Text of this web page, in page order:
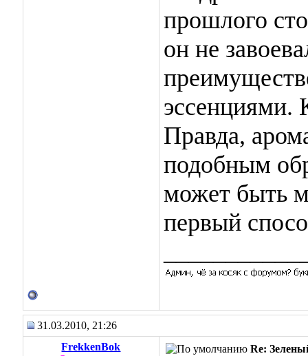
прошлого
он не
эссенциями.
Правда,
подобным
может быть
первый
31.03.2010, 21:26
FrekkenBok
Re: